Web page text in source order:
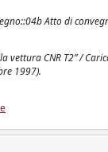
Atto di
CNR T2” /
1997).